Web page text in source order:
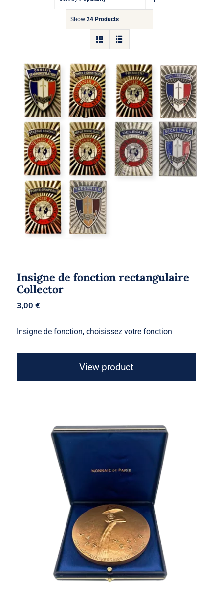
Show 24 Products
Insigne de fonction rectangulaire
Collector
Insigne de fonction rectangulaire
Collector
3,00€
Insigne de fonction, choisissez votre fonction
View product
Médaille Jean Moulin